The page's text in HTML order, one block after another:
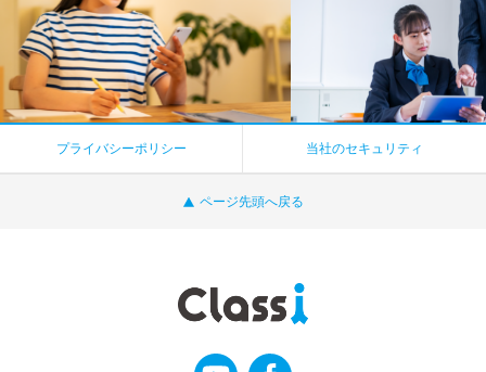
ページ先頭へ戻る
プライバシーポリシー 当社のセキュリティ